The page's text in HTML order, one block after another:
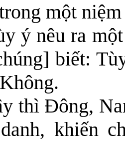
một
ý nêu ra
biết:
thì Đông,
khiến